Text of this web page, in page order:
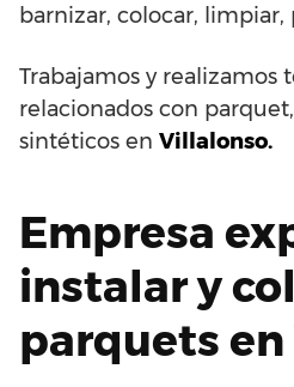
barnizar, colocar, limpiar,
Trabajamos y realizamos
relacionados con
sintéticos en Villalonso.
Empresa
instalar y
parquets